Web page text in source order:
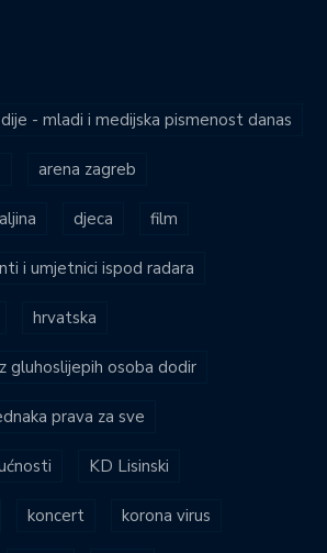
- mladi i medijska pismenost danas
arena zagreb
djeca film
i umjetnici ispod radara
hrvatska
gluhoslijepih osoba dodir
prava za sve
KD Lisinski
koncert korona virus